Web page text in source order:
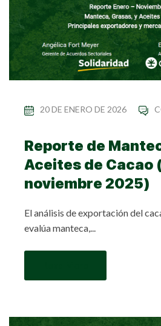
20 DE ENERO DE 2026
Reporte de
Aceites de Cacao
noviembre 2025)
El análisis de exportación del
evalúa manteca,...